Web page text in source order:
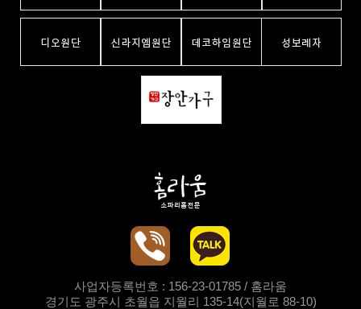
사업자등록번호 : 156-23-01785 / 홈라움
경기도 광주시 초월읍 지월리 135-14(지월로 88-10)